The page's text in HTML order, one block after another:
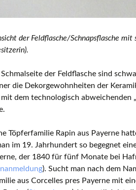
der Feldflasche/Schnapsflasche
der Feldflasche sind
die Dekorgewohnheiten der
mit dem technologisch
Töpferfamilie Rapin aus Payerne
im 19. Jahrhundert so begegnet
der 1840 für fünf Monate bei
). Sucht man nach dem
aus Corcelles pres Payerne mit